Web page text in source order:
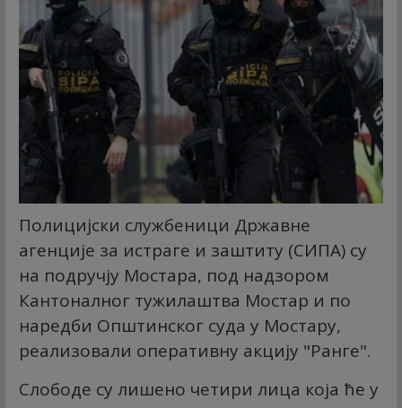
Полицијски службеници Државне
агенције за истраге и заштиту (СИПА) су
на подручју Мостара, под надзором
Кантоналног тужилаштва Мостар и по
наредби Општинског суда у Мостару,
реализовали оперативну акцију "Ранге".
Слободе су лишено четири лица која ће у